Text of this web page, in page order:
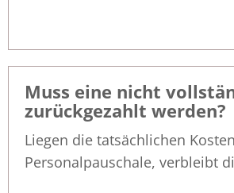
Muss eine nicht
zurückgezahlt werden?
Liegen die tatsächlichen
Personalpauschale, verbleibt